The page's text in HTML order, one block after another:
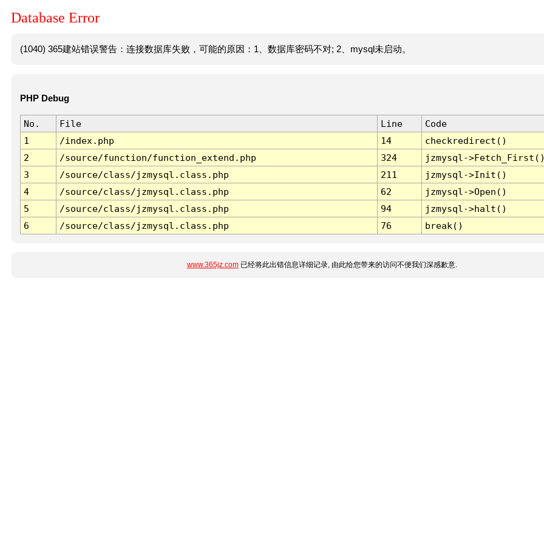
Database Error
(1040) 365建站错误警告：连接数据库失败，可能的原因：1、数据库密码不对; 2、mysql未启动。
PHP Debug
No. File Line
Code
1
/index.php 14
checkredirect()
2
/source/function/function_extend.php 324
jzmysql-
3
/source/class/jzmysql.class.php 211
jzmysql->Init()
4
/source/class/jzmysql.class.php 62
jzmysql->Open()
5
/source/class/jzmysql.class.php 94
jzmysql->halt()
6
/source/class/jzmysql.class.php 76 break()
www.365jz.com已经将此出错信息详细记录, 由此给您带来的访问不便我们深感歉意.